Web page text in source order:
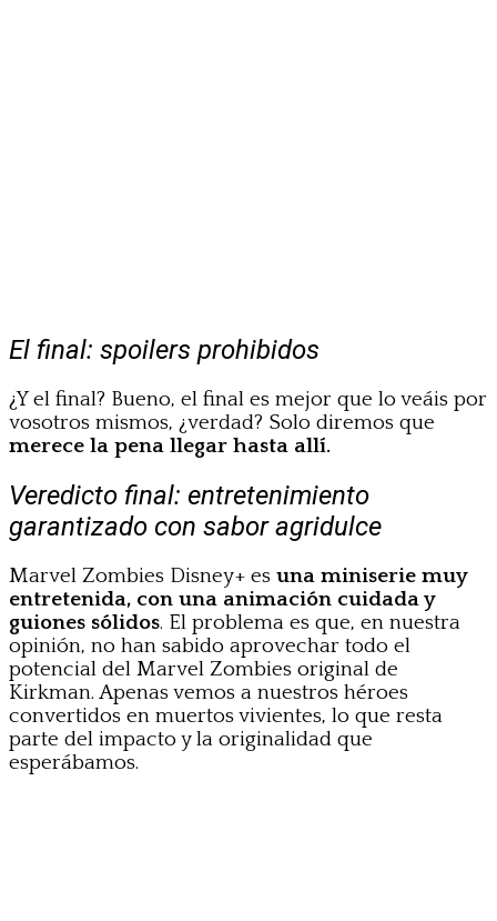
El final: spoilers prohibidos
¿Y el final? Bueno, el final es mejor que lo veáis por
vosotros mismos, ¿verdad? Solo diremos que
merece la pena llegar hasta allí.
Veredicto final: entretenimiento
garantizado con sabor agridulce
Marvel Zombies Disney+ es una miniserie muy
entretenida, con una animación cuidada y
guiones sólidos. El problema es que, en nuestra
opinión, no han sabido aprovechar todo el
potencial del Marvel Zombies original de
Kirkman. Apenas vemos a nuestros héroes
convertidos en muertos vivientes, lo que resta
parte del impacto y la originalidad que
esperábamos.